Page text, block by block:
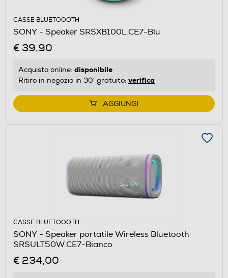
CASSE BLUETOOOTH
SONY - Speaker SRSXB100L.CE7-Blu
€ 39,90
Acquisto online: disponibile
Ritiro in negozio in 30' gratuito: verifica
AGGIUNGI
CASSE BLUETOOOTH
SONY - Speaker portatile Wireless Bluetooth
SRSULT50W.CE7-Bianco
€ 234,00